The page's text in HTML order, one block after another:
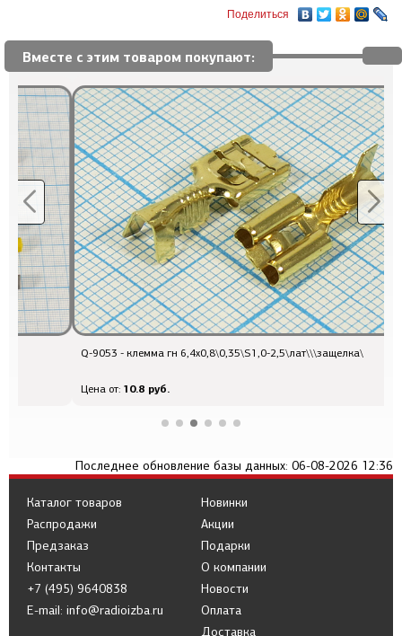
Поделиться
Вместе с этим товаром покупают:
Q-9053 - клемма гн 6,4x0,8\0,35\S1,0-2,5\лат\\\защелка\
10.8 руб.
Последнее обновление базы данных: 06-08-2026 12:36
Каталог товаров
Распродажи
Предзаказ
Новинки
Акции
Подарки
Контакты
+7 (495) 9640838
E-mail: info@radioizba.ru
О компании
Новости
Оплата
Доставка